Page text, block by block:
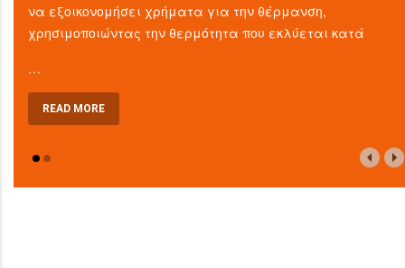
να εξοικονομήσει χρήματα για την θέρμανση,
χρησιμοποιώντας την θερμότητα που εκλύεται κατά
…
READ MORE